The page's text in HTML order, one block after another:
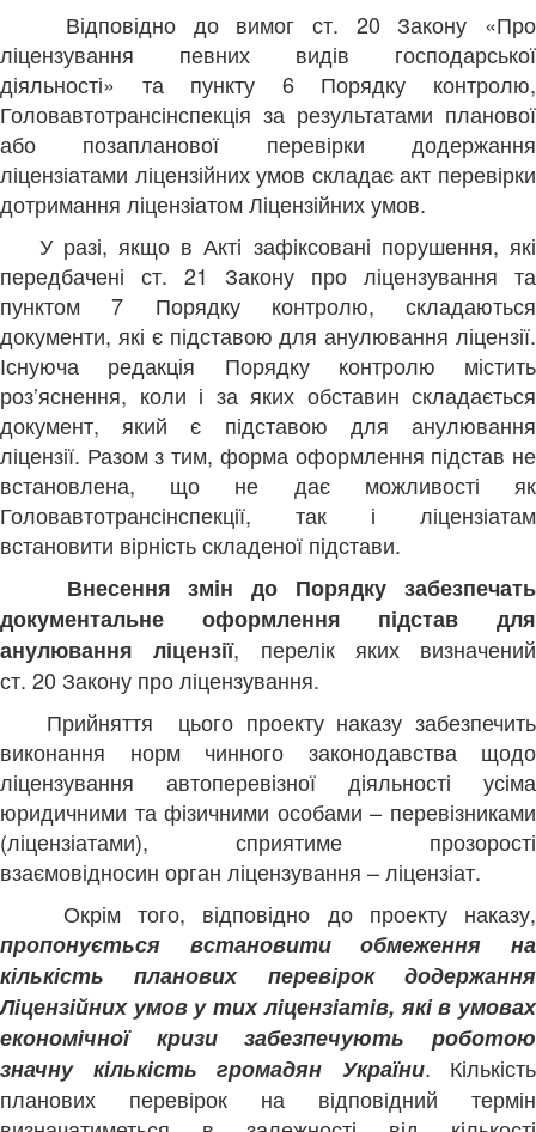
Відповідно до вимог ст. 20 Закону «Про
ліцензування певних видів господарської
діяльності» та пункту 6 Порядку контролю,
Головавтотрансінспекція за результатами планової
або позапланової перевірки додержання
ліцензіатами ліцензійних умов складає акт перевірки
дотримання ліцензіатом Ліцензійних умов.
У разі, якщо в Акті зафіксовані порушення, які
передбачені ст. 21 Закону про ліцензування та
пунктом 7 Порядку контролю, складаються
документи, які є підставою для анулювання ліцензії.
Існуюча редакція Порядку контролю містить
роз’яснення, коли і за яких обставин складається
документ, який є підставою для анулювання
ліцензії. Разом з тим, форма оформлення підстав не
встановлена, що не дає можливості як
Головавтотрансінспекції, так і ліцензіатам
встановити вірність складеної підстави.
Внесення змін до Порядку забезпечать
документальне оформлення підстав для
анулювання ліцензії, перелік яких визначений
ст. 20 Закону про ліцензування.
Прийняття цього проекту наказу забезпечить
виконання норм чинного законодавства щодо
ліцензування автоперевізної діяльності усіма
юридичними та фізичними особами – перевізниками
(ліцензіатами), сприятиме прозорості
взаємовідносин орган ліцензування – ліцензіат.
Окрім того, відповідно до проекту наказу,
пропонується встановити обмеження на
кількість планових перевірок додержання
Ліцензійних умов у тих ліцензіатів, які в умовах
економічної кризи забезпечують роботою
значну кількість громадян України. Кількість
планових перевірок на відповідний термін